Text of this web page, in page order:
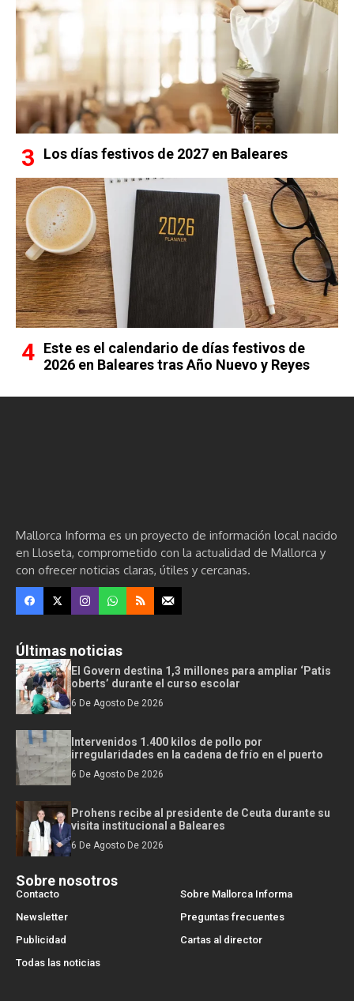
Los días festivos de 2027 en Baleares
Este es el calendario de días festivos de
2026 en Baleares tras Año Nuevo y Reyes
Mallorca Informa es un proyecto de información local nacido
en Lloseta, comprometido con la actualidad de Mallorca y
con ofrecer noticias claras, útiles y cercanas.
Últimas noticias
El Govern destina 1,3 millones para ampliar ‘Patis
oberts’ durante el curso escolar
6 De Agosto De 2026
Intervenidos 1.400 kilos de pollo por
irregularidades en la cadena de frío en el puerto
6 De Agosto De 2026
Prohens recibe al presidente de Ceuta durante su
visita institucional a Baleares
6 De Agosto De 2026
Sobre nosotros
Contacto
Sobre Mallorca Informa
Newsletter
Preguntas frecuentes
Publicidad
Cartas al director
Todas las noticias